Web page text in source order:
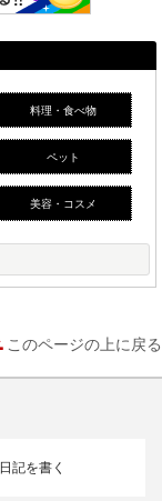
料理・食べ物
ペット
美容・コスメ
このページの上に戻る
日記を書く